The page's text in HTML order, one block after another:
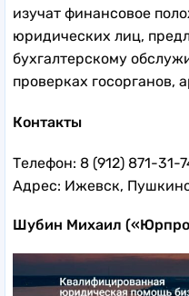
изучат финансовое
юридических лиц,
бухгалтерскому
проверках госорганов,
Контакты
Телефон: 8 (912) 871-31-
Адрес: Ижевск,
Шубин Михаил